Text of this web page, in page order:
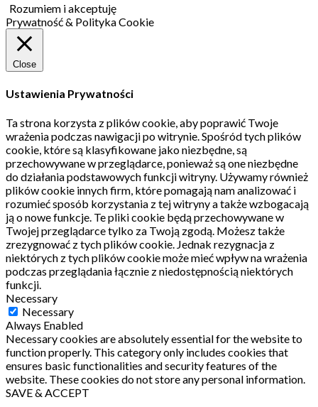
Rozumiem i akceptuję
Prywatność & Polityka Cookie
Close
Ustawienia Prywatności
Ta strona korzysta z plików cookie, aby poprawić Twoje
wrażenia podczas nawigacji po witrynie. Spośród tych plików
cookie, które są klasyfikowane jako niezbędne, są
przechowywane w przeglądarce, ponieważ są one niezbędne
do działania podstawowych funkcji witryny. Używamy również
plików cookie innych firm, które pomagają nam analizować i
rozumieć sposób korzystania z tej witryny a także wzbogacają
ją o nowe funkcje. Te pliki cookie będą przechowywane w
Twojej przeglądarce tylko za Twoją zgodą. Możesz także
zrezygnować z tych plików cookie. Jednak rezygnacja z
niektórych z tych plików cookie może mieć wpływ na wrażenia
podczas przeglądania łącznie z niedostępnością niektórych
funkcji.
Necessary
Necessary
Always Enabled
Necessary cookies are absolutely essential for the website to
function properly. This category only includes cookies that
ensures basic functionalities and security features of the
website. These cookies do not store any personal information.
SAVE & ACCEPT